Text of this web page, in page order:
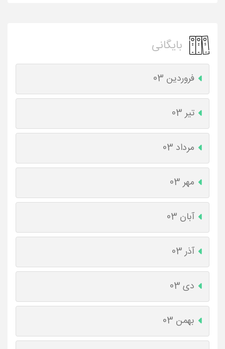
بایگانی
فروردین 03
تیر 03
مرداد 03
مهر 03
آبان 03
آذر 03
دی 03
بهمن 03